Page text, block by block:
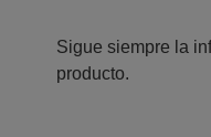
Sigue siempre la
producto.